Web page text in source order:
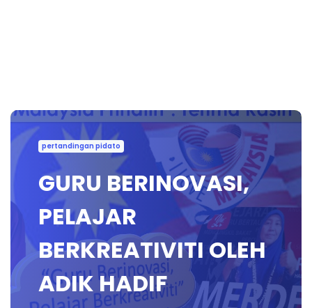
pertandingan pidato
GURU BERINOVASI,
PELAJAR
BERKREATIVITI OLEH
ADIK HADIF